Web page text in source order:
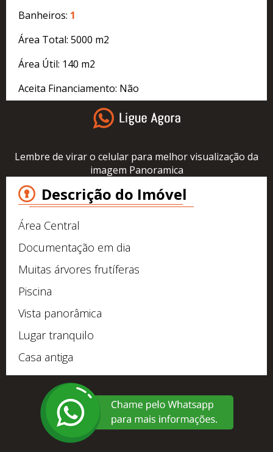
Banheiros: 1
Área Total: 5000 m2
Área Útil: 140 m2
Aceita Financiamento: Não
Lembre de virar o celular para melhor visualização da
imagem Panoramica
Descrição do Imóvel
Área Central
Documentação em dia
Muitas árvores frutíferas
Piscina
Vista panorâmica
Lugar tranquilo
Casa antiga